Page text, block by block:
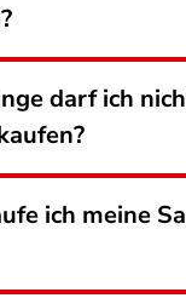
darf ich
ich meine